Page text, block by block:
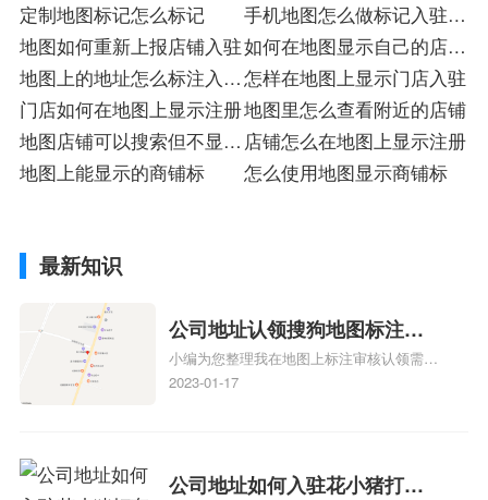
店
定制地图标记怎么标记
手机地图怎么做标记入驻注
册
地图如何重新上报店铺入驻如何在地图显示自己的店面
标
地图上的地址怎么标注入驻
注册
怎样在地图上显示门店入驻
门店如何在地图上显示注册地图里怎么查看附近的店铺
地图店铺可以搜索但不显示
店
店铺怎么在地图上显示注册
地图上能显示的商铺标
怎么使用地图显示商铺标
最新知识
公司地址认领搜狗地图标注多
久审核？公司地址认领地图标
注多久审核？
小编为您整理我在地图上标注审核认领需要
多久、我在地图上标注审核认领需要多久
情可查看下方正文！
2023-01-17
公司地址如何入驻花小猪打车